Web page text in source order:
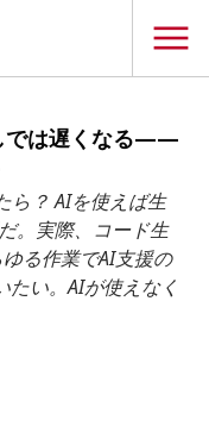
では遅くなる——
ら？ AIを使えば生
。実際、コード生
る作業でAI支援の
い。AIが使えなく